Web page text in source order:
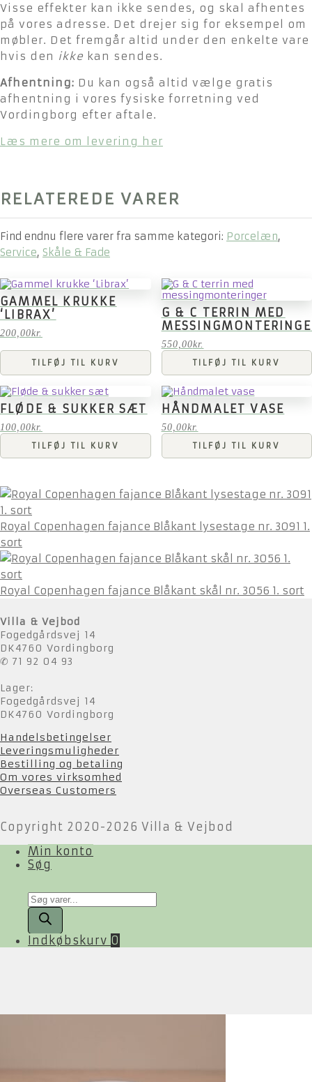
Visse effekter kan ikke sendes, og skal afhentes
på vores adresse. Det drejer sig for eksempel om
møbler. Det fremgår altid under den enkelte vare
hvis den ikke kan sendes.
Afhentning: Du kan også altid vælge gratis
afhentning i vores fysiske forretning ved
Vordingborg efter aftale.
Læs mere om levering her
RELATEREDE VARER
Find endnu flere varer fra samme kategori: Porcelæn,
Service, Skåle & Fade
GAMMEL KRUKKE
‘LIBRAX’
200,00kr.
TILFØJ TIL KURV
G & C TERRIN MED
550,00kr.
TILFØJ TIL KURV
FLØDE & SUKKER SÆT
100,00kr.
TILFØJ TIL KURV
HÅNDMALET VASE
50,00kr.
TILFØJ TIL KURV
Royal Copenhagen fajance Blåkant lysestage nr. 3091 1.
sort
Royal Copenhagen fajance Blåkant skål nr. 3056 1. sort
Villa & Vejbod
Fogedgårdsvej 14
DK4760 Vordingborg
✆ 71 92 04 93
Lager:
Fogedgårdsvej 14
DK4760 Vordingborg
Handelsbetingelser
Leveringsmuligheder
Bestilling og betaling
Om vores virksomhed
Overseas Customers
Copyright 2020-2026 Villa & Vejbod
Min konto
Søg
Products
search
Indkøbskurv 0